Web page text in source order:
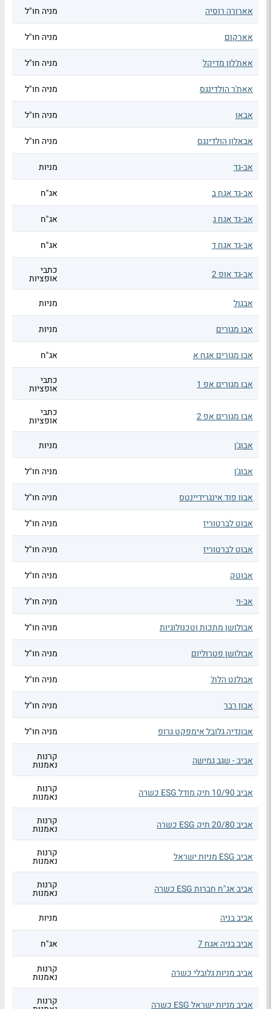
אארורה רוסיה מניה חו"ל
אארקום מניה חו"ל
אאת'לון מדיקל מניה חו"ל
אאת'ר הולדינגס מניה חו"ל
אבאו מניה חו"ל
אבאלון הולדינגס מניה חו"ל
אב-גד מניות
אב-גד אגח ב אג"ח
אב-גד אגח ג אג"ח
אב-גד אגח ד אג"ח
אב-גד אופ 2 כתבי
אופציות
אבגול
מניות
אבו מגורים מניות
אבו מגורים אגח א אג"ח
אבו מגורים אפ 1 כתבי
אופציות
אבו מגורים אפ 2 כתבי
אופציות
אבוג'ן
מניות
אבוג'ן מניה חו"ל
אבוו פוד אינגרידיינטס מניה חו"ל
אבוט לברטוריז מניה חו"ל
אבוט לברטוריז מניה חו"ל
אבוטק מניה חו"ל
אב-וי מניה חו"ל
אבולושן מתכות וטכנולוגיות מניה חו"ל
אבולושן פטרוליום מניה חו"ל
אבולנט הלת' מניה חו"ל
אבון רבר מניה חו"ל
אבונדיה גלובל אימפקט גרופ מניה חו"ל
אביב - שגב גמישה קרנות
נאמנות
אביב 10/90 תיק מודל ESG כשרה קרנות
נאמנות
אביב 20/80 תיק ESG כשרה קרנות
נאמנות
אביב ESG מניות ישראל קרנות
נאמנות
אביב אג"ח חברות ESG כשרה קרנות
נאמנות
אביב בניה
מניות
אביב בניה אגח 7 אג"ח
אביב מניות גלובלי כשרה קרנות
נאמנות
אביב מניות ישראל ESG כשרה קרנות